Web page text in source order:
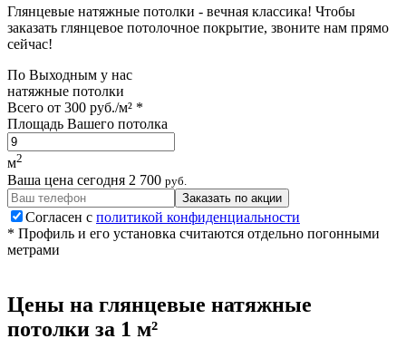
Глянцевые натяжные потолки - вечная классика! Чтобы
заказать глянцевое потолочное покрытие, звоните нам прямо
сейчас!
По Выходным у нас
натяжные потолки
Всего от 300 руб./м² *
Площадь Вашего потолка
м2
Ваша цена сегодня 2 700 руб.
Заказать по акции
Согласен с политикой конфиденциальности
* Профиль и его установка считаются отдельно погонными
метрами
Цены на глянцевые натяжные
потолки за 1 м²